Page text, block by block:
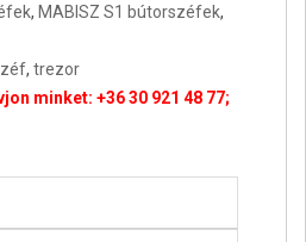
, MABISZ S1 bútorszéfek,
, trezor
minket: +36 30 921 48 77;